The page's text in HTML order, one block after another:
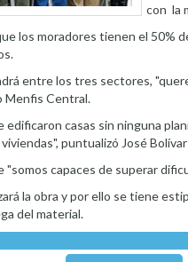
con la
los moradores tienen el
entre los tres sectores,
Menfis Central.
casas sin ninguna
puntualizó José
capaces de superar
la obra y por ello se tiene
del material.